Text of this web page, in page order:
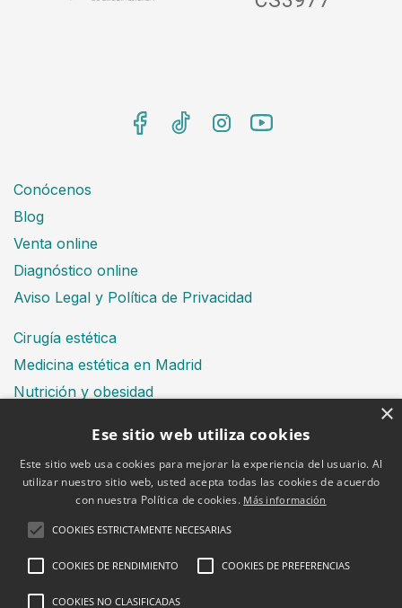
Conócenos
Blog
Venta online
Diagnóstico online
Aviso Legal y Política de Privacidad
Cirugía estética
Medicina estética en Madrid
Nutrición y obesidad
Financiación
Política de cookies
×
Ese sitio web utiliza cookies
Este sitio web usa cookies para mejorar la experiencia del usuario. Al
utilizar nuestro sitio web, usted acepta todas las cookies de acuerdo
con nuestra Política de cookies. Más información
COOKIES ESTRICTAMENTE NECESARIAS
COOKIES DE RENDIMIENTO COOKIES DE PREFERENCIAS
COOKIES NO CLASIFICADAS